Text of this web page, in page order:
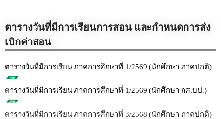
ตารางวันที่มีการเรียนการสอน และกำหนดการส่ง
เบิกค่าสอน
ตารางวันที่มีการเรียน ภาคการศึกษาที่ 1/2569 (นักศึกษา ภาคปกติ)
ตารางวันที่มีการเรียน ภาคการศึกษาที่ 1/2569 (นักศึกษา กศ.บป.)
ตารางวันที่มีการเรียน ภาคการศึกษาที่ 3/2568 (นักศึกษา ภาคปกติ)